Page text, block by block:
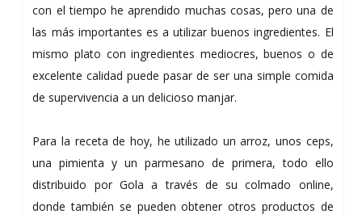
con el tiempo he aprendido muchas cosas, pero una de
las más importantes es a utilizar buenos ingredientes. El
mismo plato con ingredientes mediocres, buenos o de
excelente calidad puede pasar de ser una simple comida
de supervivencia a un delicioso manjar.
Para la receta de hoy, he utilizado un arroz, unos ceps,
una pimienta y un parmesano de primera, todo ello
distribuido por Gola a través de su colmado online,
donde también se pueden obtener otros productos de